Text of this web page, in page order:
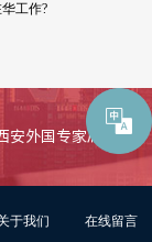
工作?
安外国专家局
于我们 在线留言